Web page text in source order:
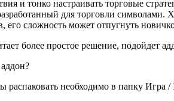
и тонко настраивать торговые
для торговли символами.
его сложность может отпугнуть
более простое решение, подойдет
распаковать необходимо в папку Игра /